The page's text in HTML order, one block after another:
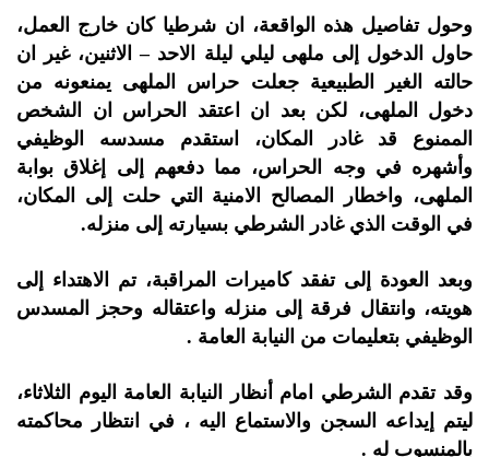
وحول تفاصيل هذه الواقعة، ان شرطيا كان خارج العمل،
حاول الدخول إلى ملهى ليلي ليلة الاحد – الاثنين، غير ان
حالته الغير الطبيعية جعلت حراس الملهى يمنعونه من
دخول الملهى، لكن بعد ان اعتقد الحراس ان الشخص
الممنوع قد غادر المكان، استقدم مسدسه الوظيفي
وأشهره في وجه الحراس، مما دفعهم إلى إغلاق بوابة
الملهى، واخطار المصالح الامنية التي حلت إلى المكان،
في الوقت الذي غادر الشرطي بسيارته إلى منزله.
وبعد العودة إلى تفقد كاميرات المراقبة، تم الاهتداء إلى
هويته، وانتقال فرقة إلى منزله واعتقاله وحجز المسدس
الوظيفي بتعليمات من النيابة العامة .
وقد تقدم الشرطي امام أنظار النيابة العامة اليوم الثلاثاء،
ليتم إيداعه السجن والاستماع اليه ، في انتظار محاكمته
بالمنسوب له .